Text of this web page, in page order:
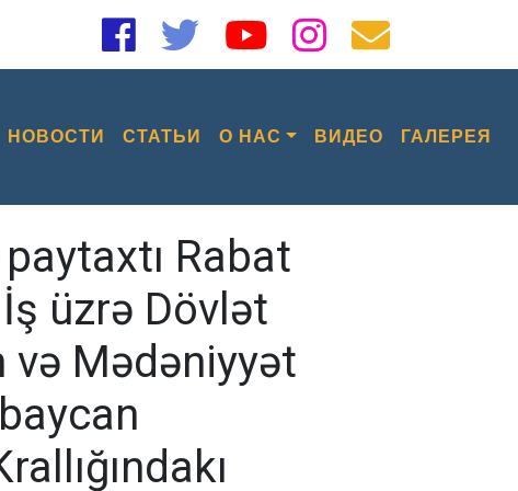
НОВОСТИ СТАТЬИ О НАС ВИДЕО ГАЛЕРЕЯ
Rabat
üzrə Dövlət
və Mədəniyyət